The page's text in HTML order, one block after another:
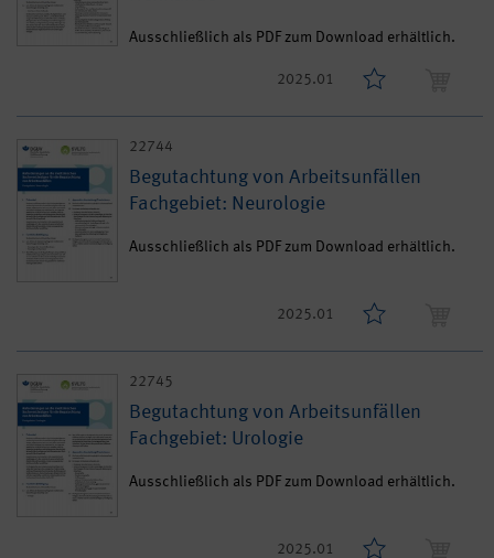
Ausschließlich als PDF zum Download erhältlich.
2025.01
22744
Begutachtung von Arbeitsunfällen
Fachgebiet: Neurologie
Ausschließlich als PDF zum Download erhältlich.
2025.01
22745
Begutachtung von Arbeitsunfällen
Fachgebiet: Urologie
Ausschließlich als PDF zum Download erhältlich.
2025.01